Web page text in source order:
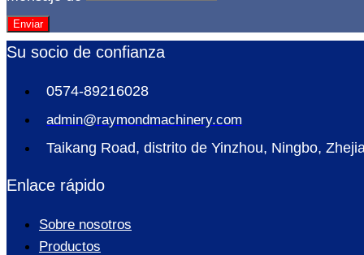
Enviar
Su socio de confianza
0574-89216028
admin@raymondmachinery.com
Taikang Road, distrito de Yinzhou, Ningbo,
Enlace rápido
Sobre nosotros
Productos